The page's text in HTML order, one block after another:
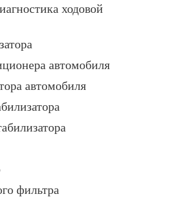
ходовой
автомобиля
автомобиля
фильтра